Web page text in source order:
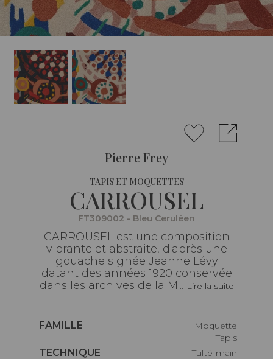
Pierre Frey
TAPIS ET MOQUETTES
CARROUSEL
FT309002 - Bleu Ceruléen
CARROUSEL est une composition
vibrante et abstraite, d'après une
gouache signée Jeanne Lévy
datant des années 1920 conservée
dans les archives de la M... Lire la suite
Caractéristiques
FAMILLE
Moquette
Tapis
Caractéristiques
TECHNIQUE
Tufté-main